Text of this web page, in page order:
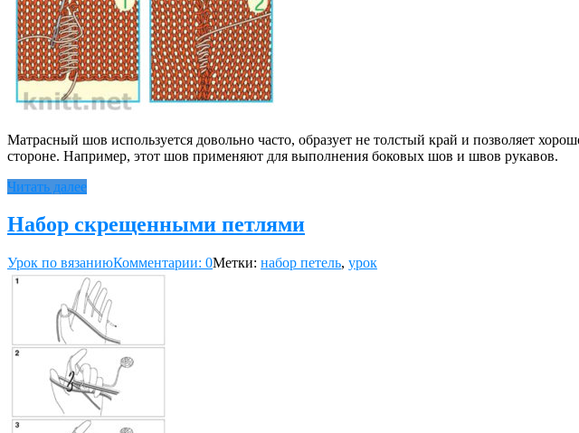
Матрасный шов используется довольно часто, образует не толстый край и позволяет
стороне. Например, этот шов применяют для выполнения боковых шов и швов рукавов.
Читать далее
Набор скрещенными петлями
Урок по вязаниюКомментарии: 0Метки: набор петель, урок